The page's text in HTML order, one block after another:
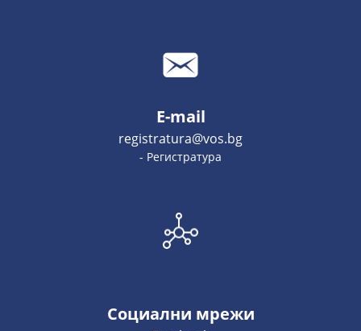
E-mail
registratura@vos.bg
- Регистратура
Социални мрежи